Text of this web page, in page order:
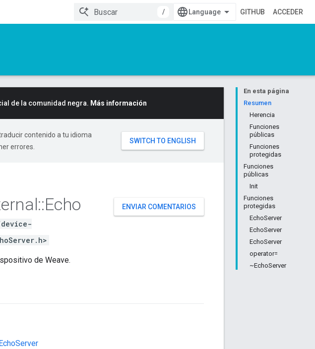
/
GITHUB ACCEDER
En esta página
Resumen
Herencia
Funciones
públicas
Funciones
protegidas
Funciones
públicas
Init
Funciones
protegidas
EchoServer
EchoServer
EchoServer
operator=
~EchoServer
de la comunidad negra. Más información
contenido a tu idioma
errores.
ENVIAR COMENTARIOS
::Echo
de Weave.